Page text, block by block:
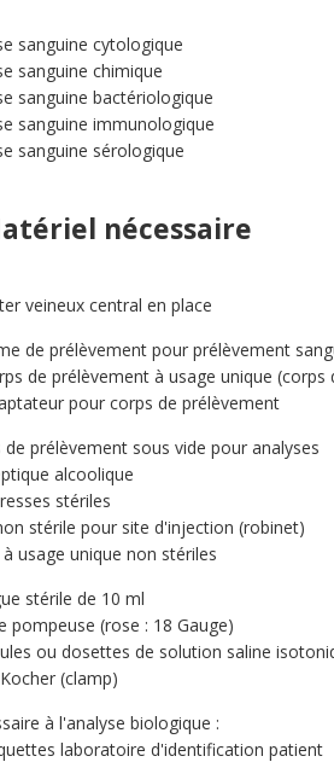
sanguine cytologique
sanguine chimique
sanguine bactériologique
sanguine immunologique
sanguine sérologique
nécessaire
veineux central en place
de prélèvement pour prélèvement
de prélèvement à usage unique (corps
pour corps de prélèvement
de prélèvement sous vide pour analyses
alcoolique
stériles
stérile pour site d'injection (robinet)
usage unique non stériles
stérile de 10 ml
pompeuse (rose : 18 Gauge)
ou dosettes de solution saline
(clamp)
à l'analyse biologique :
laboratoire d'identification patient